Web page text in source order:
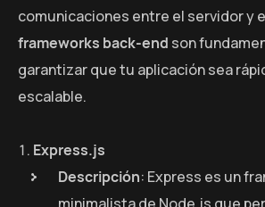
comunicaciones entre el servidor y
frameworks back-end son
garantizar que tu aplicación sea
escalable.
Express.js
Descripción: Express es un